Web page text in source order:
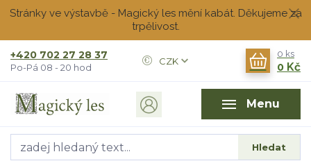
Stránky ve výstavbě - Magický les mění kabát. Děkujeme za
trpělivost.
Menu
CZK
Hledat
+420 702 27 28 37
Po-Pá 08 - 20 hod
0 ks
0 Kč